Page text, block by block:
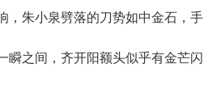
朱小泉劈落的刀势如中金石，手
瞬之间，齐开阳额头似乎有金芒闪